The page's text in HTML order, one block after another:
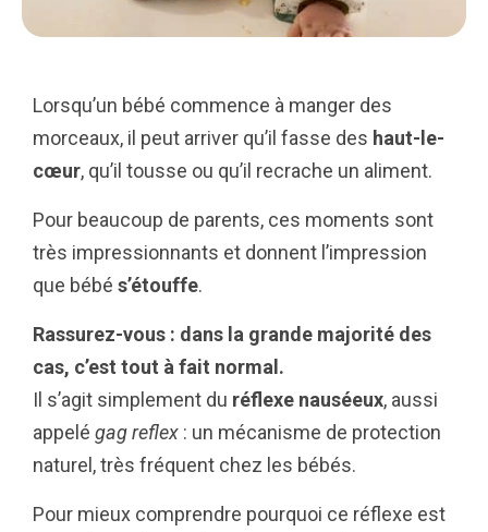
Lorsqu’un bébé commence à manger des
morceaux, il peut arriver qu’il fasse des haut-le-
cœur, qu’il tousse ou qu’il recrache un aliment.
Pour beaucoup de parents, ces moments sont
très impressionnants et donnent l’impression
que bébé s’étouffe.
Rassurez-vous : dans la grande majorité des
cas, c’est tout à fait normal.
Il s’agit simplement du réflexe nauséeux, aussi
appelé gag reflex : un mécanisme de protection
naturel, très fréquent chez les bébés.
Pour mieux comprendre pourquoi ce réflexe est